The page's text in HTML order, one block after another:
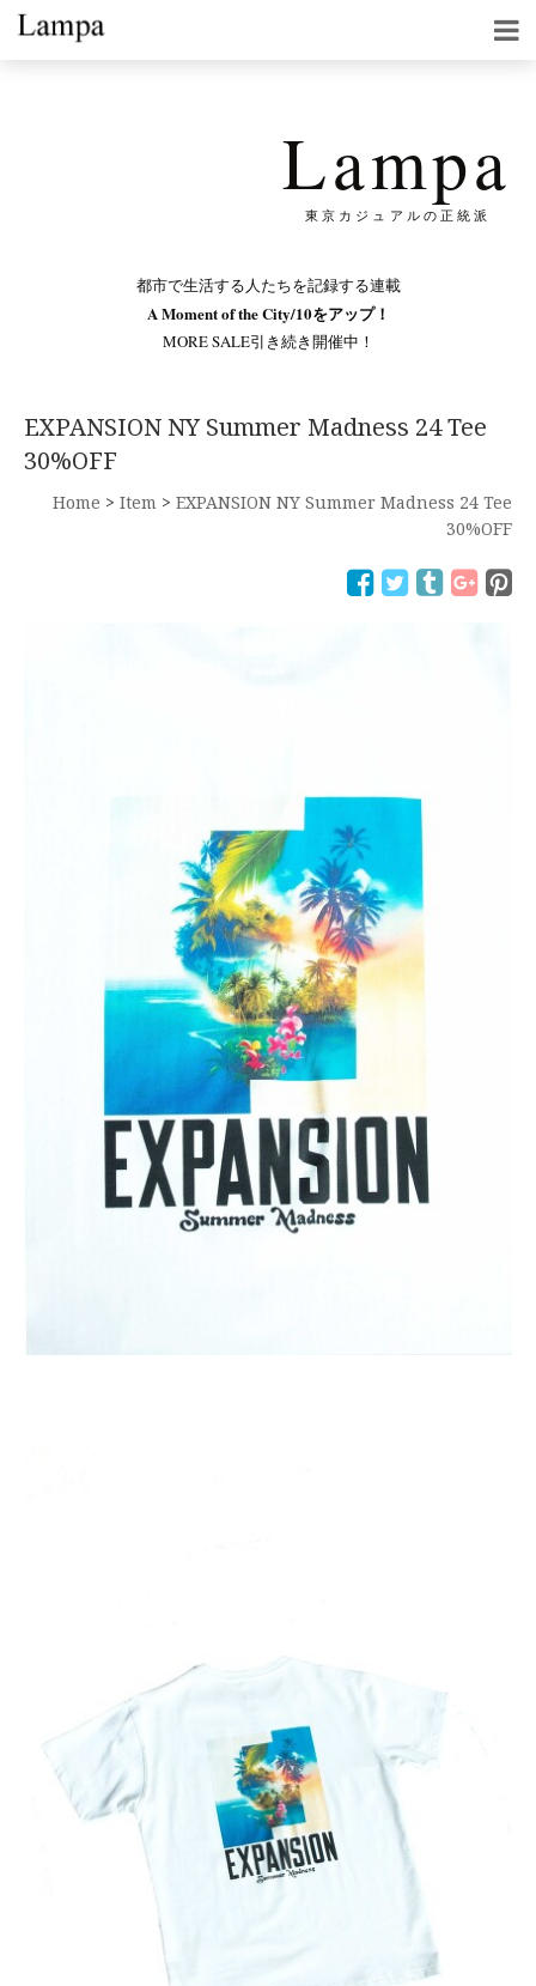
Lampa
東京カジュアルの正統派
都市で生活する人たちを記録する連載
A Moment of the City/10をアップ！
MORE SALE引き続き開催中！
EXPANSION NY Summer Madness 24 Tee
30%OFF
Home > Item > EXPANSION NY Summer Madness 24 Tee
30%OFF